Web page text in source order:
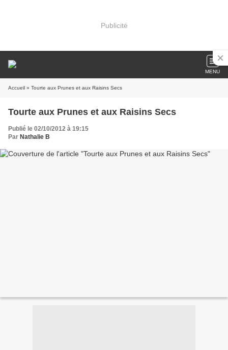
Publicité
MENU
Accueil » Tourte aux Prunes et aux Raisins Secs
Tourte aux Prunes et aux Raisins Secs
Publié le 02/10/2012 à 19:15
Par Nathalie B